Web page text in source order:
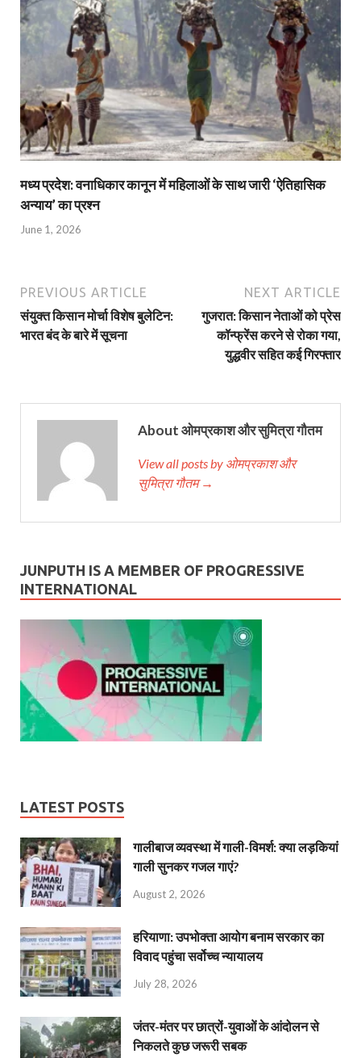
मध्य प्रदेश: वनाधिकार कानून में महिलाओं के साथ जारी ‘ऐतिहासिक
अन्याय’ का प्रश्न
June 1, 2026
PREVIOUS ARTICLE
संयुक्त किसान मोर्चा विशेष बुलेटिन:
भारत बंद के बारे में सूचना
NEXT ARTICLE
गुजरात: किसान नेताओं को प्रेस
कॉन्‍फ्रेंस करने से रोका गया,
युद्धवीर सहित कई गिरफ्तार
About ओमप्रकाश और सुमित्रा गौतम
View all posts by ओमप्रकाश और
सुमित्रा गौतम →
JUNPUTH IS A MEMBER OF PROGRESSIVE
INTERNATIONAL
LATEST POSTS
गालीबाज व्‍यवस्‍था में गाली-विमर्श: क्या लड़कियां
गाली सुनकर गजल गाएं?
August 2, 2026
हरियाणा: उपभोक्ता आयोग बनाम सरकार का
विवाद पहुंचा सर्वोच्च न्यायालय
July 28, 2026
जंतर-मंतर पर छात्रों-युवाओं के आंदोलन से
निकलते कुछ जरूरी सबक